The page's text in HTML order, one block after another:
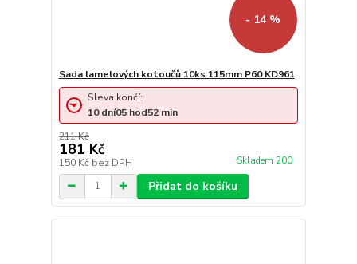
- 14 %
Sada lamelových kotoučů 10ks 115mm P60 KD961
211 Kč
181 Kč
150 Kč bez DPH Skladem 200
Sleva končí:
10 dní05 hod52 min
Přidat do košíku